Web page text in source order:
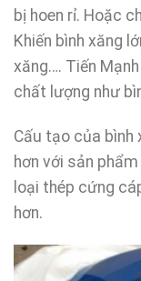
bị hoen rỉ. Hoặc
Khiến bình xăng
xăng…. Tiến
chất lượng như
Cấu tạo của bình
hơn với sản
loại thép cứng
hơn.